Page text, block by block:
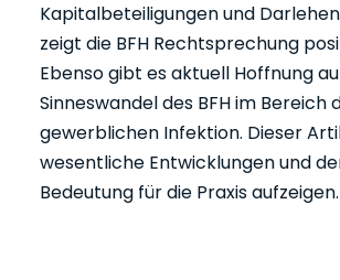
Kapitalbeteiligungen und
zeigt die BFH Rechtsprechung
Ebenso gibt es aktuell Hoffnung
Sinneswandel des BFH im Bereich
gewerblichen Infektion. Dieser
wesentliche Entwicklungen und
Bedeutung für die Praxis aufzeigen.